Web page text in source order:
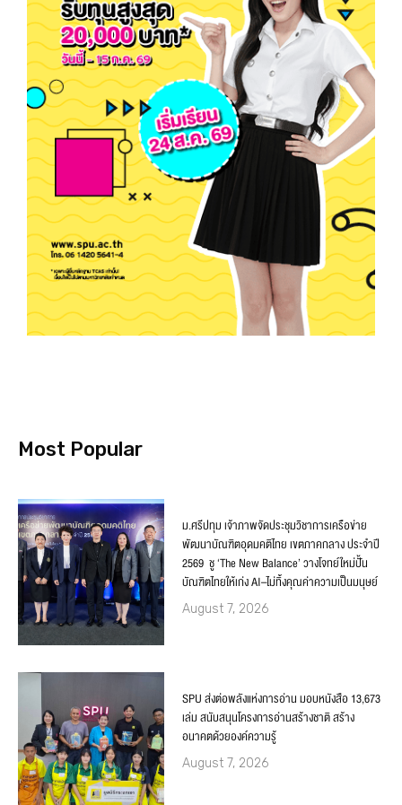
Most Popular
ม.ศรีปทุม เจ้าภาพจัดประชุมวิชาการเครือข่าย
พัฒนาบัณฑิตอุดมคติไทย เขตภาคกลาง ประจำปี
2569 ชู ‘The New Balance’ วางโจทย์ใหม่ปั้น
บัณฑิตไทยให้เก่ง AI–ไม่ทิ้งคุณค่าความเป็นมนุษย์
August 7, 2026
SPU ส่งต่อพลังแห่งการอ่าน มอบหนังสือ 13,673
เล่ม สนับสนุนโครงการอ่านสร้างชาติ สร้าง
อนาคตด้วยองค์ความรู้
August 7, 2026